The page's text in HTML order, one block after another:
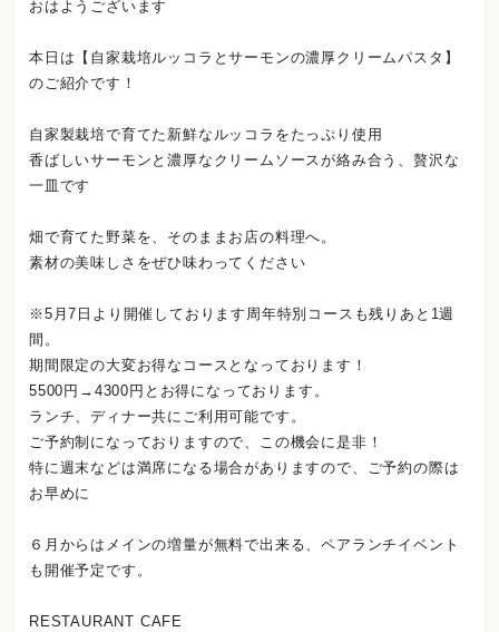
おはようございます
本日は【自家栽培ルッコラとサーモンの濃厚クリームパスタ】
のご紹介です！
自家製栽培で育てた新鮮なルッコラをたっぷり使用
香ばしいサーモンと濃厚なクリームソースが絡み合う、贅沢な
一皿です
畑で育てた野菜を、そのままお店の料理へ。
素材の美味しさをぜひ味わってください
※5月7日より開催しております周年特別コースも残りあと1週
間。
期間限定の大変お得なコースとなっております！
5500円→4300円とお得になっております。
ランチ、ディナー共にご利用可能です。
ご予約制になっておりますので、この機会に是非！
特に週末などは満席になる場合がありますので、ご予約の際は
お早めに
６月からはメインの増量が無料で出来る、ペアランチイベント
も開催予定です。
RESTAURANT CAFE